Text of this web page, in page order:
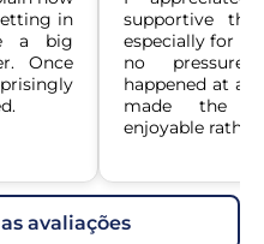
in
a big
Once
supportive
especially for a
no pressure
happened at a
made the
enjoyable
as avaliações